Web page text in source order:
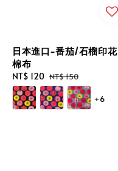
日本進口-番茄/石榴印花
棉布
Sale
price
NT$ 120 Regular
price
NT$ 150
+6